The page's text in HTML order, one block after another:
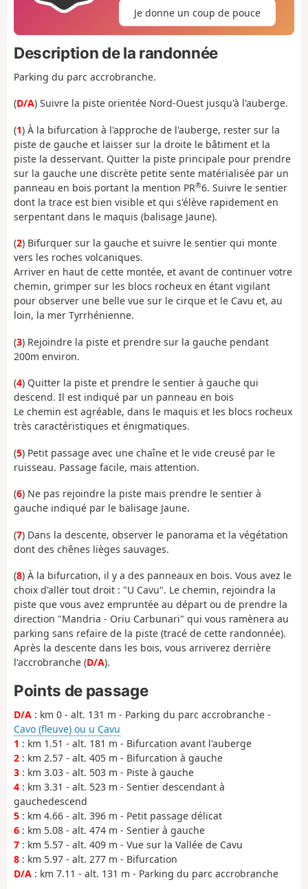
Je donne un coup de pouce
Description de la randonnée
Parking du parc accrobranche.
(D/A) Suivre la piste orientée Nord-Ouest jusqu'à l'auberge.
(1) À la bifurcation à l'approche de l'auberge, rester sur la
piste de gauche et laisser sur la droite le bâtiment et la
piste la desservant. Quitter la piste principale pour prendre
sur la gauche une discrète petite sente matérialisée par un
panneau en bois portant la mention PR®6. Suivre le sentier
dont la trace est bien visible et qui s'élève rapidement en
serpentant dans le maquis (balisage Jaune).
(2) Bifurquer sur la gauche et suivre le sentier qui monte
vers les roches volcaniques.
Arriver en haut de cette montée, et avant de continuer votre
chemin, grimper sur les blocs rocheux en étant vigilant
pour observer une belle vue sur le cirque et le Cavu et, au
loin, la mer Tyrrhénienne.
(3) Rejoindre la piste et prendre sur la gauche pendant
200m environ.
(4) Quitter la piste et prendre le sentier à gauche qui
descend. Il est indiqué par un panneau en bois
Le chemin est agréable, dans le maquis et les blocs rocheux
très caractéristiques et énigmatiques.
(5) Petit passage avec une chaîne et le vide creusé par le
ruisseau. Passage facile, mais attention.
(6) Ne pas rejoindre la piste mais prendre le sentier à
gauche indiqué par le balisage Jaune.
(7) Dans la descente, observer le panorama et la végétation
dont des chênes lièges sauvages.
(8) À la bifurcation, il y a des panneaux en bois. Vous avez le
choix d'aller tout droit : "U Cavu". Le chemin, rejoindra la
piste que vous avez empruntée au départ ou de prendre la
direction "Mandria - Oriu Carbunari" qui vous ramènera au
parking sans refaire de la piste (tracé de cette randonnée).
Après la descente dans les bois, vous arriverez derrière
l'accrobranche (D/A).
Points de passage
D/A : km 0 - alt. 131 m - Parking du parc accrobranche -
Cavo (fleuve) ou u Cavu
1 : km 1.51 - alt. 181 m - Bifurcation avant l'auberge
2 : km 2.57 - alt. 405 m - Bifurcation à gauche
3 : km 3.03 - alt. 503 m - Piste à gauche
4 : km 3.31 - alt. 523 m - Sentier descendant à
gauchedescend
5 : km 4.66 - alt. 396 m - Petit passage délicat
6 : km 5.08 - alt. 474 m - Sentier à gauche
7 : km 5.57 - alt. 409 m - Vue sur la Vallée de Cavu
8 : km 5.97 - alt. 277 m - Bifurcation
D/A : km 7.11 - alt. 131 m - Parking du parc accrobranche